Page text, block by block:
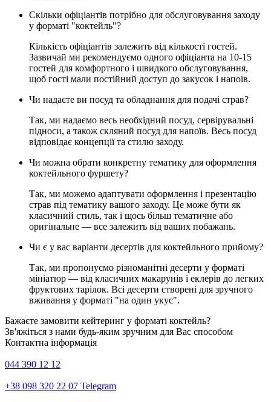
Скільки офіціантів потрібно для обслуговування заходу
у форматі "коктейль"?
Кількість офіціантів залежить від кількості гостей.
Зазвичай ми рекомендуємо одного офіціанта на 10-15
гостей для комфортного і швидкого обслуговування,
щоб гості мали постійний доступ до закусок і напоїв.
Чи надаєте ви посуд та обладнання для подачі страв?
Так, ми надаємо весь необхідний посуд, сервірувальні
підноси, а також скляний посуд для напоїв. Весь посуд
відповідає концепції та стилю заходу.
Чи можна обрати конкретну тематику для оформлення
коктейльного фуршету?
Так, ми можемо адаптувати оформлення і презентацію
страв під тематику вашого заходу. Це може бути як
класичний стиль, так і щось більш тематичне або
оригінальне — все залежить від ваших побажань.
Чи є у вас варіанти десертів для коктейльного прийому?
Так, ми пропонуємо різноманітні десерти у форматі
мініатюр — від класичних макарунів і еклерів до легких
фруктових тарілок. Всі десерти створені для зручного
вживання у форматі "на один укус".
Бажаєте замовити кейтеринг у форматі коктейль?
Зв'яжіться з нами будь-яким зручним для Вас способом
Контактна інформація
044 390 12 12
+38 098 320 22 07 Telegram